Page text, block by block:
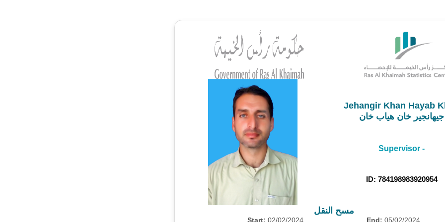
Jehangir Khan Hayab
جيهانجير خان هياب خان
Supervisor -
ID: 784198983920954
مسح النقل
Start: 02/02/2024 End: 05/02/2024